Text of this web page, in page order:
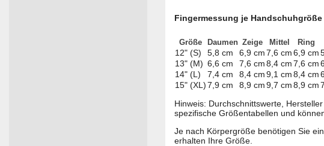
Fingermessung je Handschuhgröße
Größe Daumen Zeige Mittel Ring
12" (S) 5,8 cm 6,9 cm7,6 cm6,9 cm
13" (M) 6,6 cm 7,6 cm8,4 cm7,6 cm
14" (L)
7,4 cm 8,4 cm9,1 cm8,4 cm
15" (XL)7,9 cm 8,9 cm9,7 cm8,9 cm
Hinweis: Durchschnittswerte,
spezifische Größentabellen und
Je nach Körpergröße benötigen Sie
erhalten Ihre Größe.